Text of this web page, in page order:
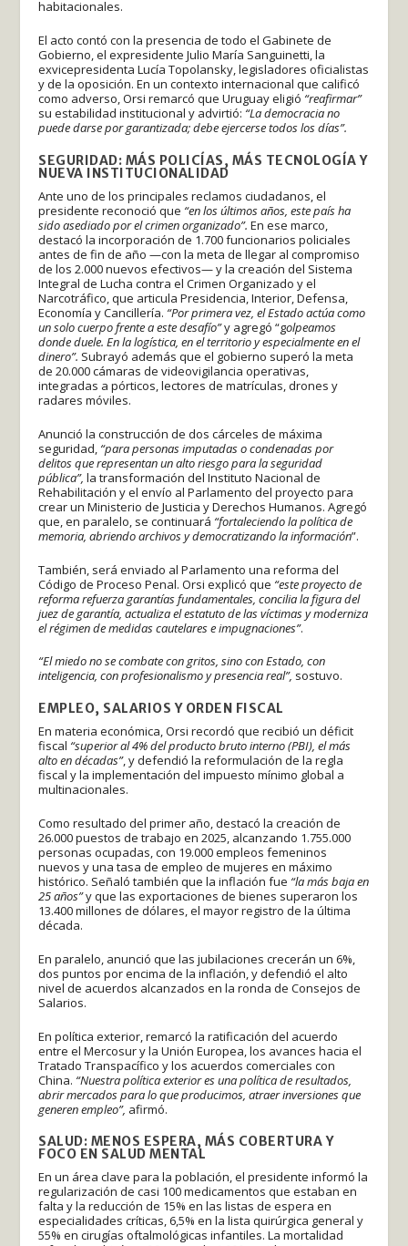
habitacionales.
El acto contó con la presencia de todo el Gabinete de
Gobierno, el expresidente Julio María Sanguinetti, la
exvicepresidenta Lucía Topolansky, legisladores oficialistas
y de la oposición. En un contexto internacional que calificó
como adverso, Orsi remarcó que Uruguay eligió “reafirmar”
su estabilidad institucional y advirtió: “La democracia no
puede darse por garantizada; debe ejercerse todos los días”.
SEGURIDAD: MÁS POLICÍAS, MÁS TECNOLOGÍA Y
NUEVA INSTITUCIONALIDAD
Ante uno de los principales reclamos ciudadanos, el
presidente reconoció que “en los últimos años, este país ha
sido asediado por el crimen organizado”. En ese marco,
destacó la incorporación de 1.700 funcionarios policiales
antes de fin de año —con la meta de llegar al compromiso
de los 2.000 nuevos efectivos— y la creación del Sistema
Integral de Lucha contra el Crimen Organizado y el
Narcotráfico, que articula Presidencia, Interior, Defensa,
Economía y Cancillería. “Por primera vez, el Estado actúa como
un solo cuerpo frente a este desafío”y agregó “golpeamos
donde duele. En la logística, en el territorio y especialmente en el
dinero”. Subrayó además que el gobierno superó la meta
de 20.000 cámaras de videovigilancia operativas,
integradas a pórticos, lectores de matrículas, drones y
radares móviles.
Anunció la construcción de dos cárceles de máxima
seguridad, “para personas imputadas o condenadas por
delitos que representan un alto riesgo para la seguridad
pública”,la transformación del Instituto Nacional de
Rehabilitación y el envío al Parlamento del proyecto para
crear un Ministerio de Justicia y Derechos Humanos. Agregó
que, en paralelo, se continuará “fortaleciendo la política de
memoria, abriendo archivos y democratizando la información”.
También, será enviado al Parlamento una reforma del
Código de Proceso Penal. Orsi explicó que “este proyecto de
reforma refuerza garantías fundamentales, concilia la figura del
juez de garantía, actualiza el estatuto de las víctimas y moderniza
el régimen de medidas cautelares e impugnaciones”.
“El miedo no se combate con gritos, sino con Estado, con
inteligencia, con profesionalismo y presencia real”, sostuvo.
EMPLEO, SALARIOS Y ORDEN FISCAL
En materia económica, Orsi recordó que recibió un déficit
fiscal “superior al 4% del producto bruto interno (PBI), el más
alto en décadas”, y defendió la reformulación de la regla
fiscal y la implementación del impuesto mínimo global a
multinacionales.
Como resultado del primer año, destacó la creación de
26.000 puestos de trabajo en 2025, alcanzando 1.755.000
personas ocupadas, con 19.000 empleos femeninos
nuevos y una tasa de empleo de mujeres en máximo
histórico. Señaló también que la inflación fue “la más baja en
25 años”y que las exportaciones de bienes superaron los
13.400 millones de dólares, el mayor registro de la última
década.
En paralelo, anunció que las jubilaciones crecerán un 6%,
dos puntos por encima de la inflación, y defendió el alto
nivel de acuerdos alcanzados en la ronda de Consejos de
Salarios.
En política exterior, remarcó la ratificación del acuerdo
entre el Mercosur y la Unión Europea, los avances hacia el
Tratado Transpacífico y los acuerdos comerciales con
China. “Nuestra política exterior es una política de resultados,
abrir mercados para lo que producimos, atraer inversiones que
generen empleo”, afirmó.
SALUD: MENOS ESPERA, MÁS COBERTURA Y
FOCO EN SALUD MENTAL
En un área clave para la población, el presidente informó la
regularización de casi 100 medicamentos que estaban en
falta y la reducción de 15% en las listas de espera en
especialidades críticas, 6,5% en la lista quirúrgica general y
55% en cirugías oftalmológicas infantiles. La mortalidad